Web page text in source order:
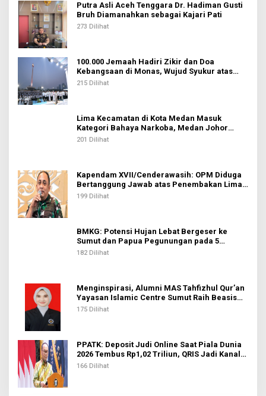
Putra Asli Aceh Tenggara Dr. Hadiman Gusti
Bruh Diamanahkan sebagai Kajari Pati
273 Dilihat
100.000 Jemaah Hadiri Zikir dan Doa
Kebangsaan di Monas, Wujud Syukur atas
Kemerdekaan Indonesia
215 Dilihat
Lima Kecamatan di Kota Medan Masuk
Kategori Bahaya Narkoba, Medan Johor
Tertinggi
201 Dilihat
Kapendam XVII/Cenderawasih: OPM Diduga
Bertanggung Jawab atas Penembakan Lima
Pekerja di Tolikara
199 Dilihat
BMKG: Potensi Hujan Lebat Bergeser ke
Sumut dan Papua Pegunungan pada 5
Agustus
182 Dilihat
Menginspirasi, Alumni MAS Tahfizhul Qur’an
Yayasan Islamic Centre Sumut Raih Beasiswa
BIB Kemenag
175 Dilihat
PPATK: Deposit Judi Online Saat Piala Dunia
2026 Tembus Rp1,02 Triliun, QRIS Jadi Kanal
Terbanyak
166 Dilihat